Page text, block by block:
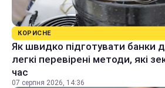
КОРИСНЕ
Як швидко підготувати банки
легкі перевірені методи, які
час
07 серпня 2026, 14:36